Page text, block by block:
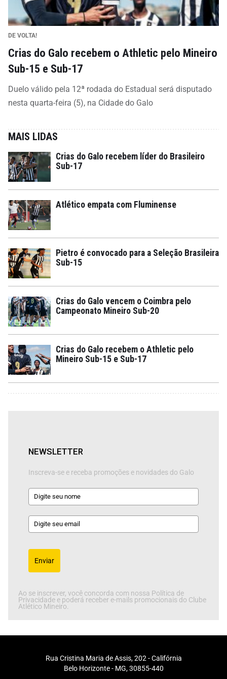
DE VOLTA!
Crias do Galo recebem o Athletic pelo Mineiro
Sub-15 e Sub-17
Duelo válido pela 12ª rodada do Estadual será disputado
nesta quarta-feira (5), na Cidade do Galo
MAIS LIDAS
Crias do Galo recebem líder do Brasileiro
Sub-17
Atlético empata com Fluminense
Pietro é convocado para a Seleção Brasileira
Sub-15
Crias do Galo vencem o Coimbra pelo
Campeonato Mineiro Sub-20
Crias do Galo recebem o Athletic pelo
Mineiro Sub-15 e Sub-17
NEWSLETTER
Inscreva-se e receba promoções e novidades do Galo
Enviar
Ao se inscrever, você concorda com nossa Política de
Privacidade e poderá receber e-mails promocionais do Clube
Atlético Mineiro.
Rua Cristina Maria de Assis, 202 - Califórnia
Belo Horizonte - MG, 30855-440